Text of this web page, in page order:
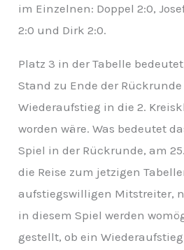
im Einzelnen: Doppel 2:0, Josef
2:0 und Dirk 2:0.
Platz 3 in der Tabelle
Stand zu Ende der
Wiederaufstieg in die 2.
worden wäre. Was bedeutet
Spiel in der Rückrunde, am
die Reise zum jetzigen
aufstiegswilligen Mitstreiter,
in diesem Spiel werden
gestellt, ob ein